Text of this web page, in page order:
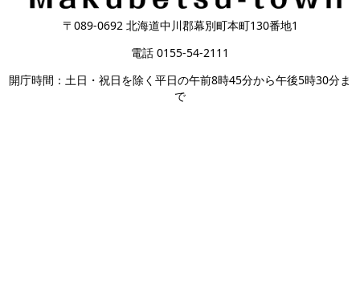
〒089-0692 北海道中川郡幕別町本町130番地1
電話 0155-54-2111
開庁時間：土日・祝日を除く平日の午前8時45分から午後5時30分ま
で